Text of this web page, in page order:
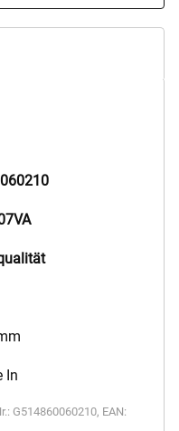
In
G514860060210, EAN: